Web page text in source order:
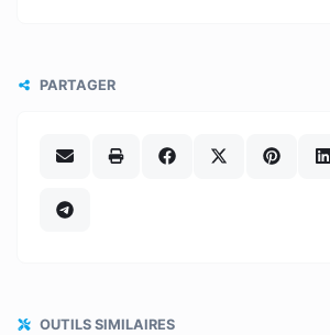
PARTAGER
OUTILS SIMILAIRES